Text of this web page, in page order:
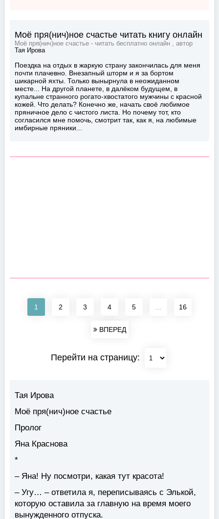
Моё пря(нич)ное счастье читать книгу онлайн
Моё пря(нич)ное счастье - читать бесплатно онлайн , автор
Тая Ирова
Поездка на отдых в жаркую страну закончилась для меня
почти плачевно. Внезапный шторм и я за бортом
шикарной яхты. Только вынырнула в неожиданном
месте... На другой планете, в далёком будущем, в
купальне странного рогато-хвостатого мужчины с красной
кожей. Что делать? Конечно же, начать своё любимое
пряничное дело с чистого листа. Но почему тот, кто
согласился мне помочь, смотрит так, как я, на любимые
имбирные пряники...
1 2 3 4 5 16
ВПЕРЕД
Перейти на страницу:
Тая Ирова
Моё пря(нич)ное счастье
Пролог
Яна Краснова
*
– Яна! Ну посмотри, какая тут красота!
– Угу… – ответила я, переписываясь с Элькой,
которую оставила за главную на время моего
вынужденного отпуска.